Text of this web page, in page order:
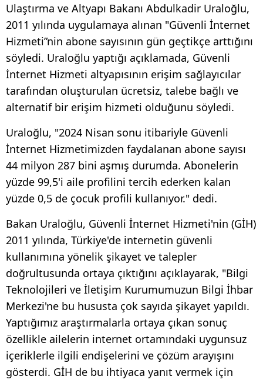
Ulaştırma ve Altyapı Bakanı Abdulkadir Uraloğlu,
2011 yılında uygulamaya alınan "Güvenli İnternet
Hizmeti”nin abone sayısının gün geçtikçe arttığını
söyledi. Uraloğlu yaptığı açıklamada, Güvenli
İnternet Hizmeti altyapısının erişim sağlayıcılar
tarafından oluşturulan ücretsiz, talebe bağlı ve
alternatif bir erişim hizmeti olduğunu söyledi.
Uraloğlu, "2024 Nisan sonu itibariyle Güvenli
İnternet Hizmetimizden faydalanan abone sayısı
44 milyon 287 bini aşmış durumda. Abonelerin
yüzde 99,5'i aile profilini tercih ederken kalan
yüzde 0,5 de çocuk profili kullanıyor." dedi.
Bakan Uraloğlu, Güvenli İnternet Hizmeti'nin (GİH)
2011 yılında, Türkiye'de internetin güvenli
kullanımına yönelik şikayet ve talepler
doğrultusunda ortaya çıktığını açıklayarak, "Bilgi
Teknolojileri ve İletişim Kurumumuzun Bilgi İhbar
Merkezi'ne bu hususta çok sayıda şikayet yapıldı.
Yaptığımız araştırmalarla ortaya çıkan sonuç
özellikle ailelerin internet ortamındaki uygunsuz
içeriklerle ilgili endişelerini ve çözüm arayışını
gösterdi. GİH de bu ihtiyaca yanıt vermek için